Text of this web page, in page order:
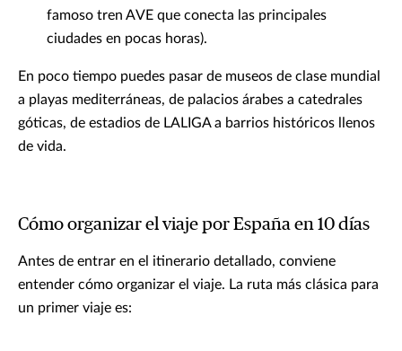
famoso tren AVE que conecta las principales
ciudades en pocas horas).
En poco tiempo puedes pasar de museos de clase mundial
a playas mediterráneas, de palacios árabes a catedrales
góticas, de estadios de LALIGA a barrios históricos llenos
de vida.
Cómo organizar el viaje por España en 10 días
Antes de entrar en el itinerario detallado, conviene
entender cómo organizar el viaje. La ruta más clásica para
un primer viaje es: